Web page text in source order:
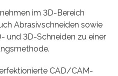
im 3D-Bereich
Abrasivschneiden sowie
und 3D-Schneiden zu einer
CAD/CAM-